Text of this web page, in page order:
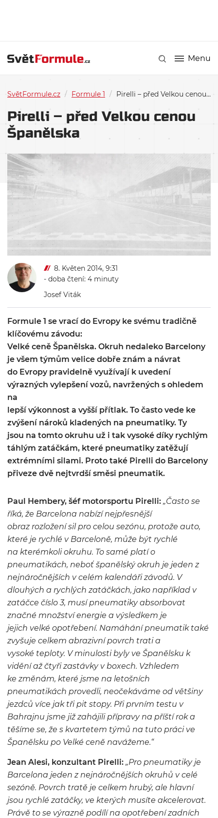
Menu
SvětFormule.cz / Formule 1 / Pirelli – před Velkou cenou Španělska
Pirelli – před Velkou cenou
Španělska
8. Květen 2014, 9:31
- doba čtení: 4 minuty
Josef Viták
Formule 1 se vrací do Evropy ke svému tradičně
klíčovému závodu:
Velké ceně Španělska. Okruh nedaleko Barcelony
je všem týmům velice dobře znám a návrat
do Evropy pravidelně využívají k uvedení
výrazných vylepšení vozů, navržených s ohledem
na
lepší výkonnost a vyšší přítlak. To často vede ke
zvýšení nároků kladených na pneumatiky. Ty
jsou na tomto okruhu už i tak vysoké díky rychlým
táhlým zatáčkám, které pneumatiky zatěžují
extrémními silami. Proto také Pirelli do Barcelony
přiveze dvě nejtvrdší směsi pneumatik.
Paul Hembery, šéf motorsportu Pirelli: „Často se
říká, že Barcelona nabízí nejpřesnější
obraz rozložení sil pro celou sezónu, protože auto,
které je rychlé v Barceloně, může být rychlé
na kterémkoli okruhu. To samé platí o
pneumatikách, neboť španělský okruh je jeden z
nejnáročnějších v celém kalendáři závodů. V
dlouhých a rychlých zatáčkách, jako například v
zatáčce číslo 3, musí pneumatiky absorbovat
značné množství energie a výsledkem je
jejich velké opotřebení. Namáhání pneumatik také
zvyšuje celkem abrazivní povrch trati a
vysoké teploty. V minulosti byly ve Španělsku k
vidění až čtyři zastávky v boxech. Vzhledem
ke změnám, které jsme na letošních
pneumatikách provedli, neočekáváme od většiny
jezdců více jak tři pit stopy. Při prvním testu v
Bahrajnu jsme již zahájili přípravy na příští rok a
těšíme se, že s kvartetem týmů na tuto práci ve
Španělsku po Velké ceně navážeme.“
Jean Alesi, konzultant Pirelli: „Pro pneumatiky je
Barcelona jeden z nejnáročnějších okruhů v celé
sezóně. Povrch tratě je celkem hrubý, ale hlavní
jsou rychlé zatáčky, ve kterých musíte akcelerovat.
Právě to se výrazně podílí na opotřebení zadních